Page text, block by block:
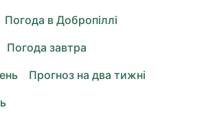
Погода в Добропіллі
Погода завтра
Прогноз на два тижні